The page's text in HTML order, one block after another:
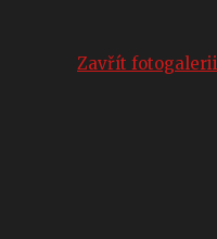
Zavřít fotogalerii